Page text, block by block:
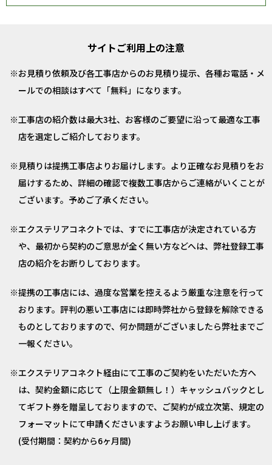
サイトご利用上の注意
お見積り依頼及び各工事店からのお見積り提示、各種お電話・メ
ールでの相談はすべて「無料」になります。
工事店の紹介数は最大3社、お客様のご要望に沿って最適な工事
店を選定しご紹介しております。
見積りは提携工事店よりお届けします。より正確なお見積りをお
届けするため、詳細の確認で複数工事店からご連絡がいくことが
ございます。予めご了承ください。
エクステリアコネクトでは、すでに工事店が決定されている方
や、最初から契約のご意思が全く無い方などへは、弊社登録工事
店の紹介をお断りしております。
提携の工事店には、過度な営業を控えるよう厳重な注意を行って
おります。評判の悪い工事店には即時弊社から登録を解除できる
ものとしておりますので、何か問題がございましたら弊社までご
一報ください。
エクステリアコネクト経由にて工事のご契約をいただいた方へ
は、契約金額に応じて（上限金額無し！）キャッシュバックとし
てギフト券を贈呈しておりますので、ご契約が成立次第、規定の
フォーマットにて申請くださいますようお願い申し上げます。
(受付期間：契約から6ヶ月間)